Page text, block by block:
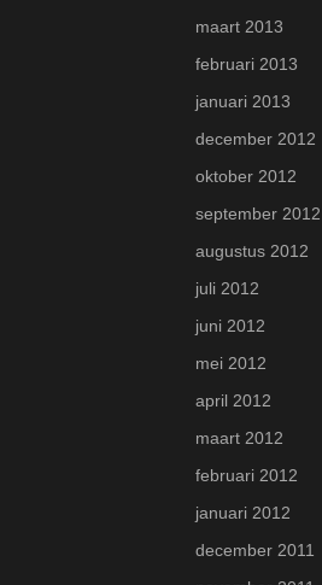
maart 2013
februari 2013
januari 2013
december 2012
oktober 2012
september 2012
augustus 2012
juli 2012
juni 2012
mei 2012
april 2012
maart 2012
februari 2012
januari 2012
december 2011